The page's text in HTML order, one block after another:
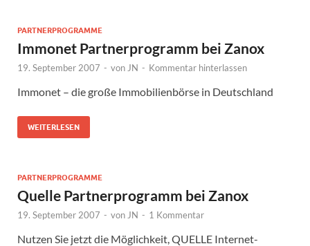
PARTNERPROGRAMME
Immonet Partnerprogramm bei Zanox
19. September 2007 - von JN - Kommentar hinterlassen
Immonet – die große Immobilienbörse in Deutschland
WEITERLESEN
PARTNERPROGRAMME
Quelle Partnerprogramm bei Zanox
19. September 2007 - von JN - 1 Kommentar
Nutzen Sie jetzt die Möglichkeit, QUELLE Internet-